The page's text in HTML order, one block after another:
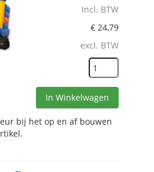
Incl. BTW
€ 24,79
excl. BTW
In Winkelwagen
bij het op en af bouwen